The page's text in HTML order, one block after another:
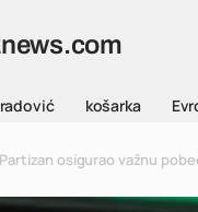
košarka
Partizan osigurao važnu